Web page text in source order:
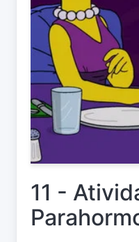
11 -